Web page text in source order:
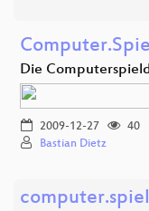
Die
2009-12-27
40
Bastian Dietz